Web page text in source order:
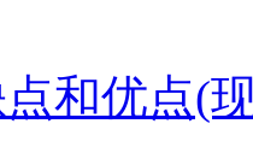
和优点(